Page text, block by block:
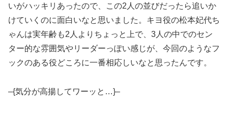
いがハッキリあったので、この2人の並びだったら追いか
けていくのに面白いなと思いました。キヨ役の松本妃代ち
ゃんは実年齢も2人よりちょっと上で、3人の中でのセン
ター的な雰囲気やリーダーっぽい感じが、今回のようなフ
ックのある役どころに一番相応しいなと思ったんです。
–{気分が高揚してワーッと…}–